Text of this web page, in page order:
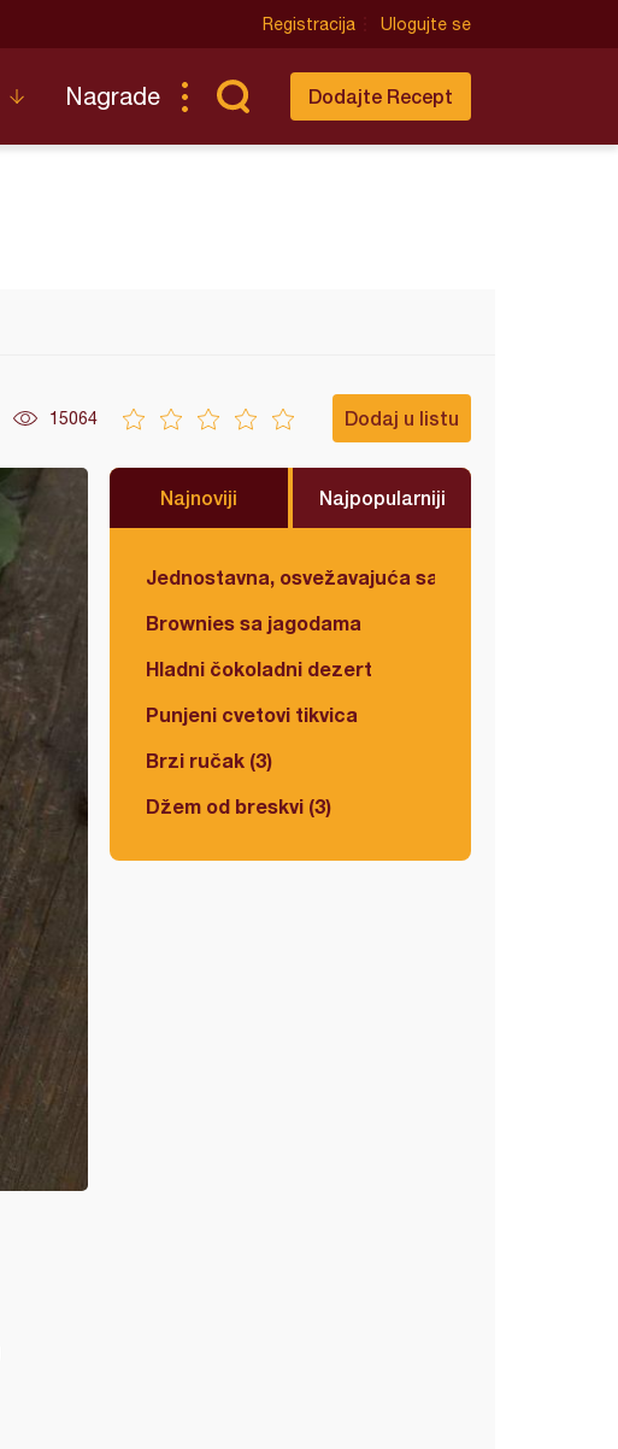
Registracija Ulogujte se
Nagrade Dodajte Recept
15064 Dodaj u listu
Najnoviji Najpopularniji
Jednostavna, osvežavajuća salata
Brownies sa jagodama
Hladni čokoladni dezert
Punjeni cvetovi tikvica
Brzi ručak (3)
Džem od breskvi (3)